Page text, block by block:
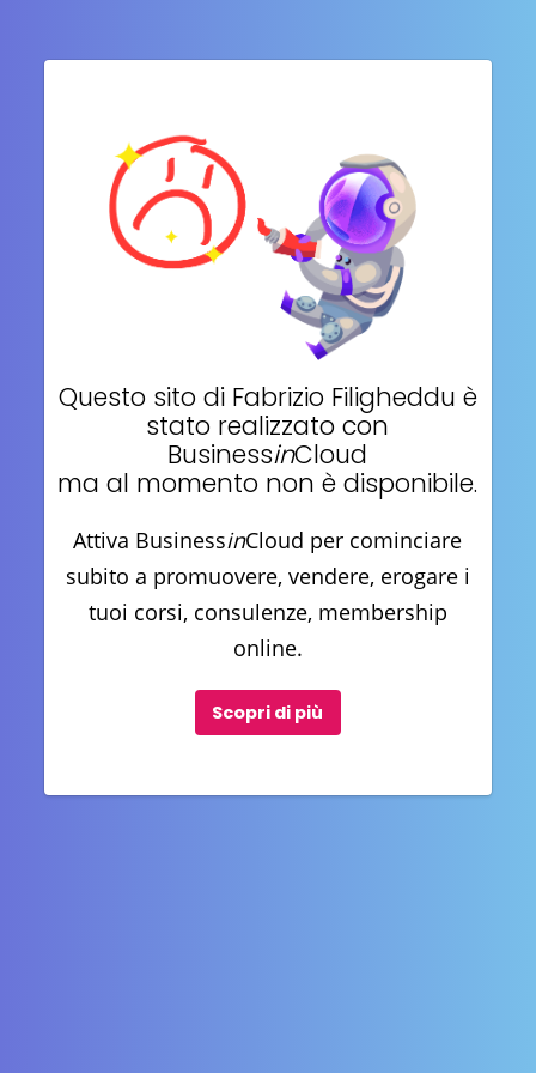
Questo sito di Fabrizio Filigheddu è
stato realizzato con
BusinessinCloud
ma al momento non è disponibile.
Attiva BusinessinCloud per cominciare
subito a promuovere, vendere, erogare i
tuoi corsi, consulenze, membership
online.
Scopri di più